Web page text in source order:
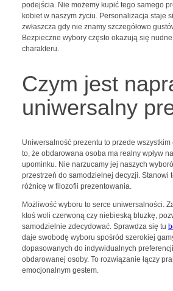
podejścia. Nie możemy kupić tego samego
kobiet w naszym życiu. Personalizacja staje
zwłaszcza gdy nie znamy szczegółowo
Bezpieczne wybory często okazują się
charakteru.
Czym jest
uniwersalny
Uniwersalność prezentu to przede
to, że obdarowana osoba ma realny wpływ
upominku. Nie narzucamy jej naszych
przestrzeń do samodzielnej decyzji. Stanowi
różnicę w filozofii prezentowania.
Możliwość wyboru to serce uniwersalności.
ktoś woli czerwoną czy niebieską bluzkę,
samodzielnie zdecydować. Sprawdza się tu
daje swobodę wyboru spośród szerokiej
dopasowanych do indywidualnych
obdarowanej osoby. To rozwiązanie łączy
emocjonalnym gestem.